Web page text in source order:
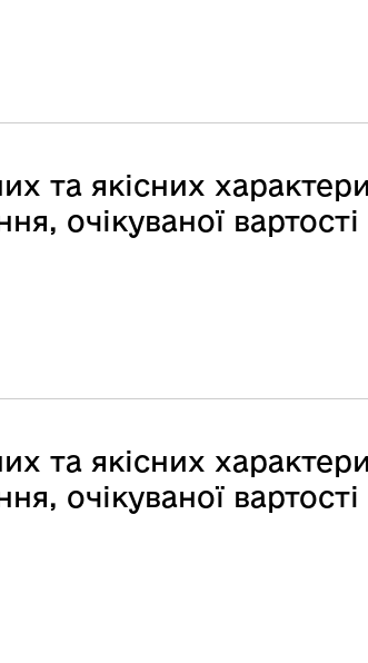
та якісних
очікуваної вартості
та якісних
очікуваної вартості